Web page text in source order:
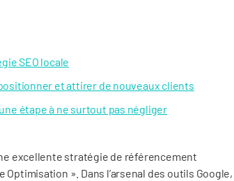
SEO locale
et attirer de nouveaux clients
étape à ne surtout pas négliger
excellente stratégie de référencement
». Dans l’arsenal des outils Google,